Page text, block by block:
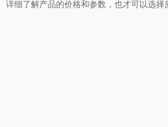
详细了解产品的价格和参数，也才可以选择